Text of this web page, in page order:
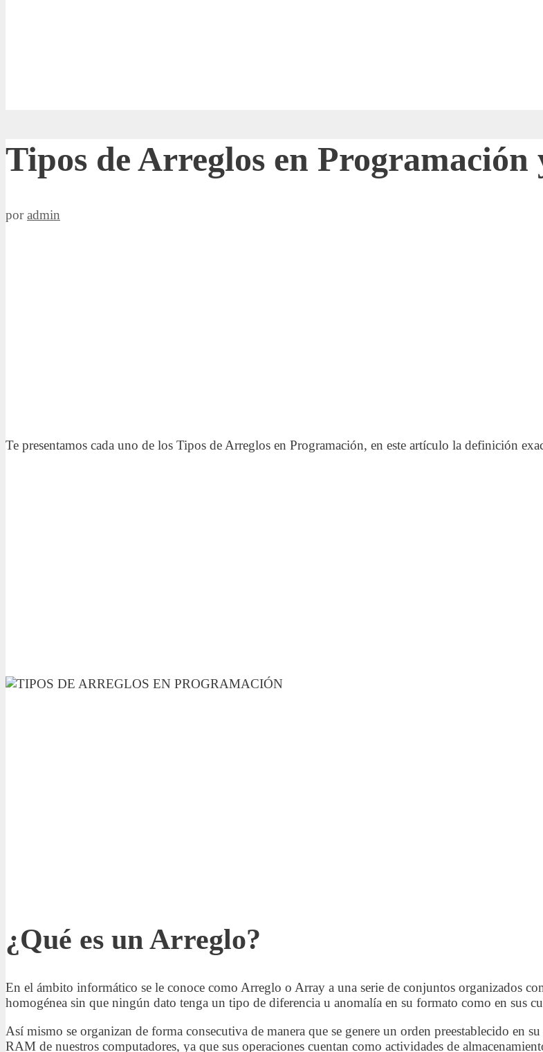
Tipos de Arreglos en
poradmin
Te presentamos cada uno de los Tipos de Arreglos en Programación, en este artículo la definición
¿Qué es un Arreglo?
En el ámbito informático se le conoce como Arreglo o Array a una serie de conjuntos organizados
homogénea sin que ningún dato tenga un tipo de diferencia u anomalía en su formato como en sus
Así mismo se organizan de forma consecutiva de manera que se genere un orden preestablecido en
RAM de nuestros computadores, ya que sus operaciones cuentan como actividades de